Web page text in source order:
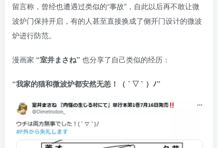
留言称，曾经也遭遇过类似的“事故”，自此以后再不敢让微
波炉门保持开启，有的人甚至直接换成了侧开门设计的微波
炉进行防范。
漫画家 “室井まさね” 也分享了自己类似的经历：
“我家的猫和微波炉都安然无恙！（ ´ ▽ ` ）ﾉ”